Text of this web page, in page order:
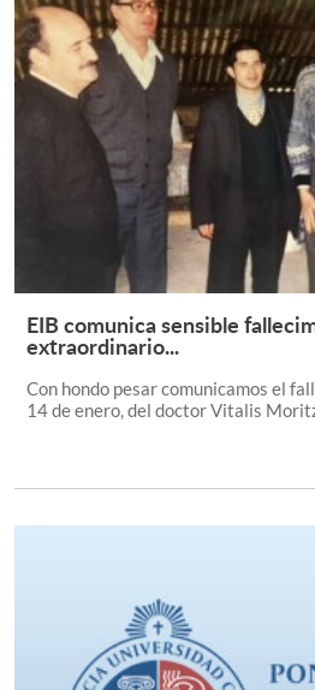
EIB comunica sensible
extraordinario...
Con hondo pesar comunicamos el
14 de enero, del doctor Vitalis